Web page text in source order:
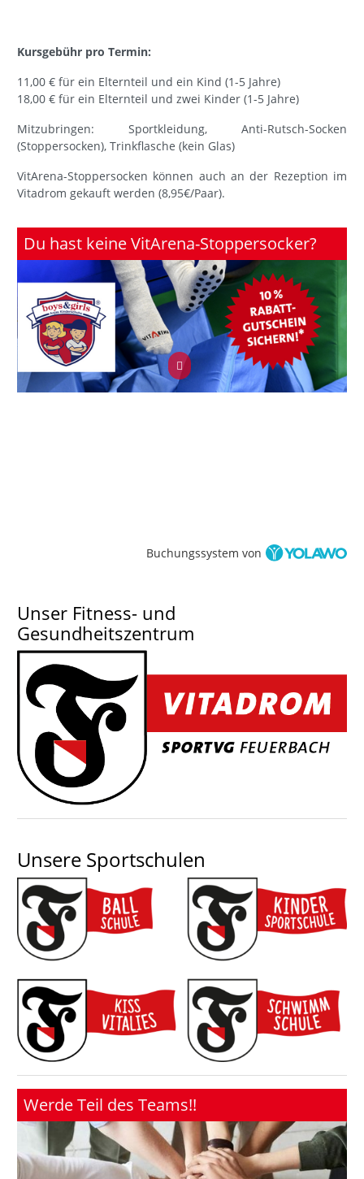
Kursgebühr pro Termin:
11,00 € für ein Elternteil und ein Kind (1-5 Jahre)
18,00 € für ein Elternteil und zwei Kinder (1-5 Jahre)
Mitzubringen: Sportkleidung, Anti-Rutsch-Socken
(Stoppersocken), Trinkflasche (kein Glas)
VitArena-Stoppersocken können auch an der Rezeption im
Vitadrom gekauft werden (8,95€/Paar).
Du hast keine VitArena-Stoppersocker?
Buchungssystem von
Unser Fitness- und
Gesundheitszentrum
Unsere Sportschulen
Werde Teil des Teams!!